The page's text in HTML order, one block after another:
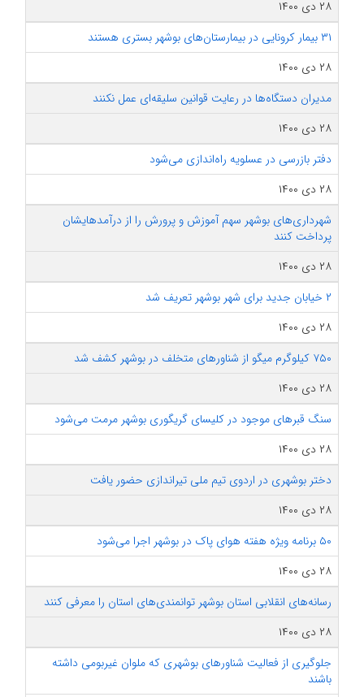
۲۸ دی ۱۴۰۰
۳۱ بیمار کرونایی در بیمارستان‌های بوشهر بستری هستند
۲۸ دی ۱۴۰۰
مدیران دستگاه‌ها در رعایت قوانین سلیقه‌ای عمل نکنند
۲۸ دی ۱۴۰۰
دفتر بازرسی در عسلویه راه‌اندازی می‌شود
۲۸ دی ۱۴۰۰
شهرداری‌های بوشهر سهم آموزش و پرورش را از درآمدهایشان
پرداخت کنند
۲۸ دی ۱۴۰۰
۲ خیابان جدید برای شهر بوشهر تعریف شد
۲۸ دی ۱۴۰۰
۷۵۰ کیلوگرم میگو از شناورهای متخلف در بوشهر کشف شد
۲۸ دی ۱۴۰۰
سنگ قبرهای موجود در کلیسای گریگوری بوشهر مرمت می‌شود
۲۸ دی ۱۴۰۰
دختر بوشهری در اردوی تیم ملی تیراندازی حضور یافت
۲۸ دی ۱۴۰۰
۵۰ برنامه ویژه هفته هوای پاک در بوشهر اجرا می‌شود
۲۸ دی ۱۴۰۰
رسانه‌های انقلابی استان بوشهر توانمندی‌های استان را معرفی کنند
۲۸ دی ۱۴۰۰
جلوگیری از فعالیت شناورهای بوشهری که ملوان غیربومی داشته
باشند